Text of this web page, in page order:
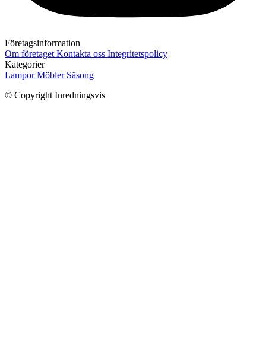
Företagsinformation
Om företaget Kontakta oss Integritetspolicy
Kategorier
LamporMöbler Säsong
© Copyright Inredningsvis